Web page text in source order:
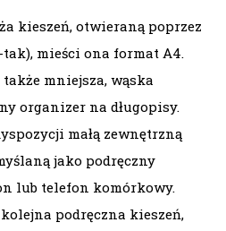
kieszeń, otwieraną poprzez
mieści ona format A4.
mniejsza, wąska
organizer na długopisy.
małą zewnętrzną
jako podręczny
lub telefon komórkowy.
podręczna kieszeń,